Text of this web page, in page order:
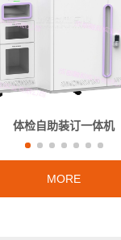
体检自助装订一体机
MORE